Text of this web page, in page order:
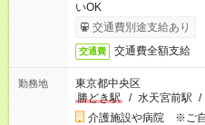
いOK
交通費別途支給あり
交通費 交通費全額支給
勤務地
東京都中央区
勝どき駅
/ 水天宮前駅 /
介護施設や病院 ※ご自